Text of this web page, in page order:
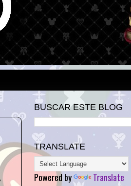
BUSCAR ESTE BLOG
TRANSLATE
Powered by Translate